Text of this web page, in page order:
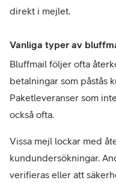
direkt i mejlet.
Vanliga typer av
Bluffmail följer ofta
betalningar som påstås
Paketleveranser som
också ofta.
Vissa mejl lockar med
kundundersökningar.
verifieras eller att